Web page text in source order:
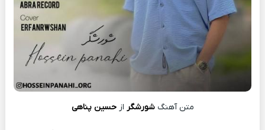
متن آهنگشورشگر ازحسین پناهی